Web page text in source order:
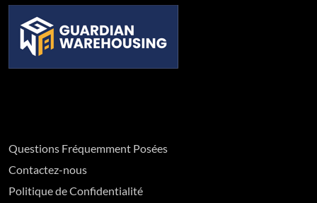
Questions Fréquemment Posées
Contactez-nous
Politique de Confidentialité